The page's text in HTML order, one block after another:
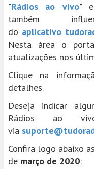
"Rádios ao vivo"
também
do aplicativo
Nesta área o
atualizações nos
Clique na
detalhes.
Deseja indicar
Rádios ao
via
Confira logo abaixo
de março de 2020: